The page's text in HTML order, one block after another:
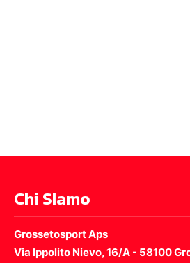
Chi SIamo
Grossetosport Aps
Via Ippolito Nievo, 16/A - 58100